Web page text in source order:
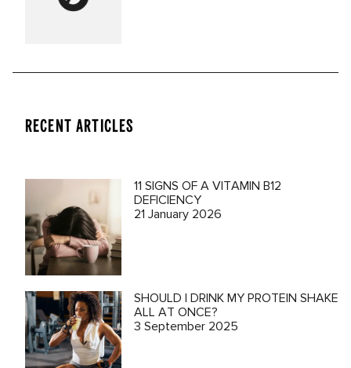
RECENT ARTICLES
11 SIGNS OF A VITAMIN B12
DEFICIENCY
21 January 2026
SHOULD I DRINK MY PROTEIN SHAKE
ALL AT ONCE?
3 September 2025